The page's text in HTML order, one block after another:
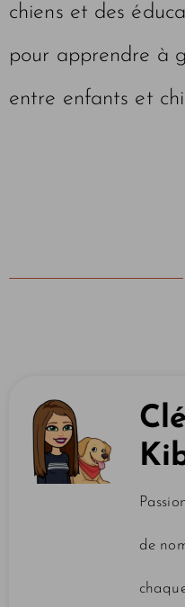
chiens et des
pour apprendre à
entre enfants et
de